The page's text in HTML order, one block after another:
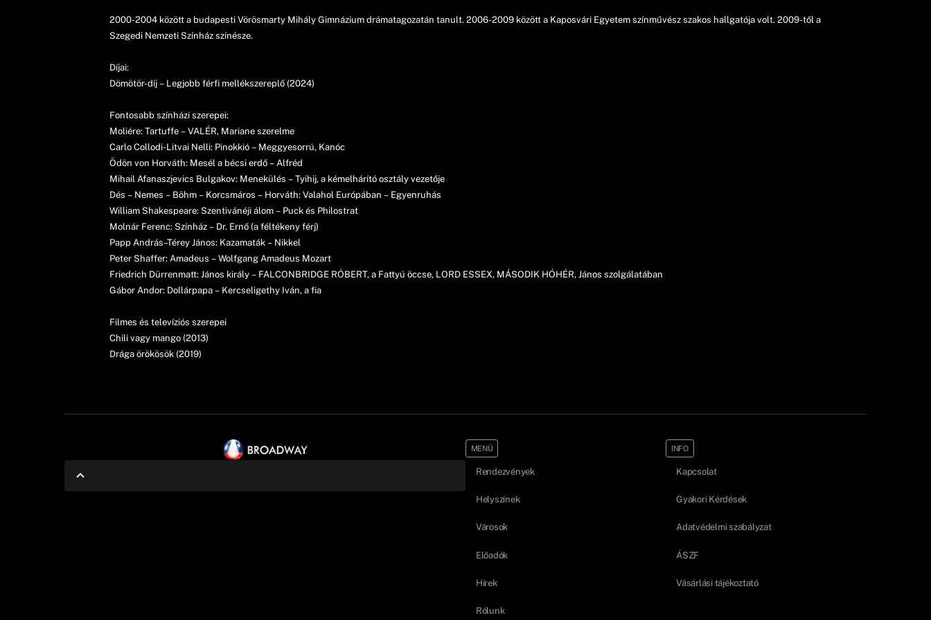
2000-2004 között a budapesti Vörösmarty Mihály Gimnázium drámatagozatán tanult. 2006-2009 között a Kaposvári Egyetem színművész szakos hallgatója volt. 2009-től a
Szegedi Nemzeti Színház színésze.
Díjai:
Dömötör-díj – Legjobb férfi mellékszereplő (2024)
Fontosabb színházi szerepei:
Moliére: Tartuffe – VALÉR, Mariane szerelme
Carlo Collodi-Litvai Nelli: Pinokkió – Meggyesorrú, Kanóc
Ödön von Horváth: Mesél a bécsi erdő – Alfréd
Mihail Afanaszjevics Bulgakov: Menekülés – Tyihij, a kémelhárító osztály vezetője
Dés – Nemes – Böhm – Korcsmáros – Horváth: Valahol Európában – Egyenruhás
William Shakespeare: Szentivánéji álom – Puck és Philostrat
Molnár Ferenc: Színház – Dr. Ernő (a féltékeny férj)
Papp András–Térey János: Kazamaták – Nikkel
Peter Shaffer: Amadeus – Wolfgang Amadeus Mozart
Friedrich Dürrenmatt: János király – FALCONBRIDGE RÓBERT, a Fattyú öccse, LORD ESSEX, MÁSODIK HÓHÉR, János szolgálatában
Gábor Andor: Dollárpapa – Kercseligethy Iván, a fia
Filmes és televíziós szerepei
Chili vagy mango (2013)
Drága örökösök (2019)
MENÜ
Rendezvények
Helyszínek
Városok
Előadók
Hírek
Rólunk
INFO
Kapcsolat
Gyakori Kérdések
Adatvédelmi szabályzat
ÁSZF
Vásárlási tájékoztató